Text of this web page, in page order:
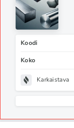
Koodi
Koko
Karkaistava